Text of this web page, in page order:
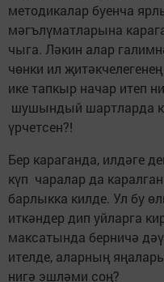
методикалар буенча
мәгълүматларына
чыга. Ләкин алар
чөнки ил
ике тапкыр начар итеп
шушындый шартларда
үрчетсен?!
Бер караганда, илдәге
күп чаралар да
барлыкка килде. Ул бу
иткәндер дип уйларга
максатында берничә
ителде, аларның
нигә эшләми соң?